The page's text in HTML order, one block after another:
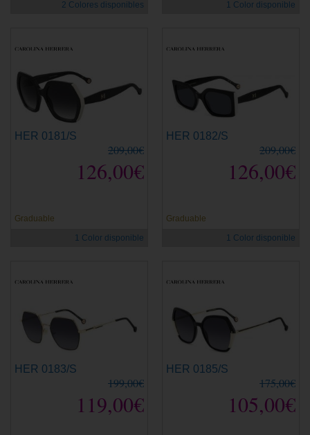
2 Colores disponibles
1 Color disponible
HER 0181/S
209,00€
126,00€
Graduable
1 Color disponible
HER 0182/S
209,00€
126,00€
Graduable
1 Color disponible
HER 0183/S
199,00€
119,00€
HER 0185/S
175,00€
105,00€